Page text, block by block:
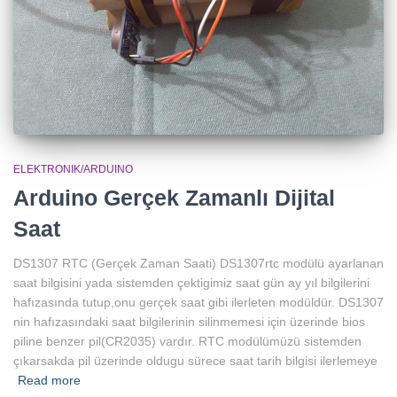
ELEKTRONIK/ARDUINO
Arduino Gerçek Zamanlı Dijital
Saat
DS1307 RTC (Gerçek Zaman Saati) DS1307rtc modülü ayarlanan
saat bilgisini yada sistemden çektigimiz saat gün ay yıl bilgilerini
hafızasında tutup,onu gerçek saat gibi ilerleten modüldür. DS1307
nin hafızasındaki saat bilgilerinin silinmemesi için üzerinde bios
piline benzer pil(CR2035) vardır. RTC modülümüzü sistemden
çıkarsakda pil üzerinde oldugu sürece saat tarih bilgisi ilerlemeye
Read more